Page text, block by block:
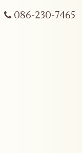
086-230-7465